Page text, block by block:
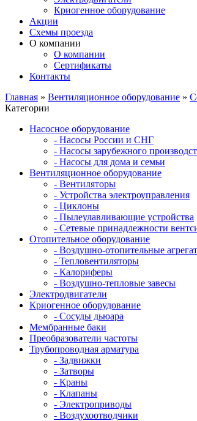
Криогенное оборудование
Акции
Схемы проезда
О компании
О компании
Сертификаты
Контакты
Главная » Вентиляционное оборудование »
Категории
Насосное оборудование
- Насосы России и СНГ
- Насосы зарубежного
- Насосы для дома и семьи
Вентиляционное оборудование
- Вентиляторы
- Устройства электроуправления
- Циклоны
- Пылеулавливающие устройства
- Сетевые принадлежности
Отопительное оборудование
- Воздушно-отопительные
- Тепловентиляторы
- Калориферы
- Воздушно-тепловые завесы
Электродвигатели
Криогенное оборудование
- Сосуды дьюара
Мембранные баки
Преобразователи частоты
Трубопроводная арматура
- Задвижки
- Затворы
- Краны
- Клапаны
- Электроприводы
- Воздухоотводчики